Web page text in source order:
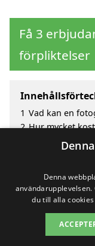
Få 3
förpliktelser
1 Vad kan en
2 Hur mycket
Fördelar med
Sök efter en
Om /
Denna
du till alla